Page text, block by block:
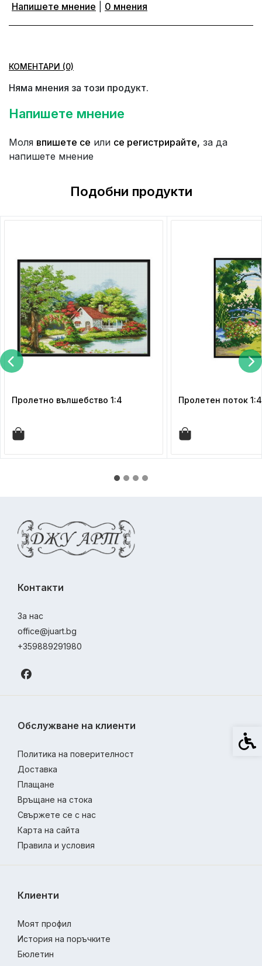
Напишете мнение 0 мнения
КОМЕНТАРИ (0)
Няма мнения за този продукт.
Напишете мнение
Моля впишете се или се регистрирайте, за да
напишете мнение
Подобни продукти
Пролетно вълшебство 1:4 Пролетен поток 1:4
Контакти
За нас
office@juart.bg
+359889291980
Обслужване на клиенти
Политика на поверителност
Доставка
Плащане
Връщане на стока
Свържете се с нас
Карта на сайта
Правила и условия
Клиенти
Моят профил
История на поръчките
Бюлетин